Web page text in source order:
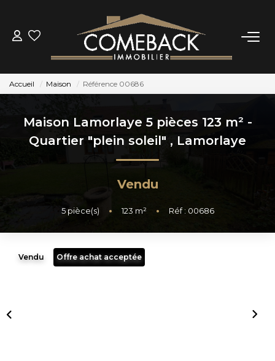
ACHETER
LOUER
ESTIMER
BIENS VENDUS
CONTACT
Accueil Maison Référence 00686
Maison Lamorlaye 5 pièces 123 m² -
Quartier "plein soleil" , Lamorlaye
Vendu
5pièce(s) • 123 m² • Réf : 00686
Vendu Offre achat acceptée